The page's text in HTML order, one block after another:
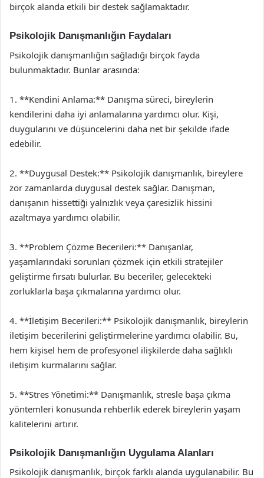
birçok alanda etkili bir destek sağlamaktadır.
Psikolojik Danışmanlığın Faydaları
Psikolojik danışmanlığın sağladığı birçok fayda
bulunmaktadır. Bunlar arasında:
1. **Kendini Anlama:** Danışma süreci, bireylerin
kendilerini daha iyi anlamalarına yardımcı olur. Kişi,
duygularını ve düşüncelerini daha net bir şekilde ifade
edebilir.
2. **Duygusal Destek:** Psikolojik danışmanlık, bireylere
zor zamanlarda duygusal destek sağlar. Danışman,
danışanın hissettiği yalnızlık veya çaresizlik hissini
azaltmaya yardımcı olabilir.
3. **Problem Çözme Becerileri:** Danışanlar,
yaşamlarındaki sorunları çözmek için etkili stratejiler
geliştirme fırsatı bulurlar. Bu beceriler, gelecekteki
zorluklarla başa çıkmalarına yardımcı olur.
4. **İletişim Becerileri:** Psikolojik danışmanlık, bireylerin
iletişim becerilerini geliştirmelerine yardımcı olabilir. Bu,
hem kişisel hem de profesyonel ilişkilerde daha sağlıklı
iletişim kurmalarını sağlar.
5. **Stres Yönetimi:** Danışmanlık, stresle başa çıkma
yöntemleri konusunda rehberlik ederek bireylerin yaşam
kalitelerini artırır.
Psikolojik Danışmanlığın Uygulama Alanları
Psikolojik danışmanlık, birçok farklı alanda uygulanabilir. Bu